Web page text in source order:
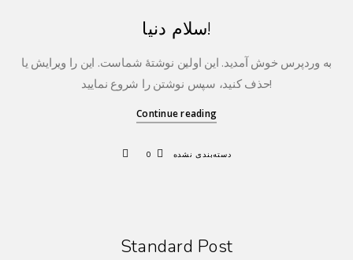
سلام دنیا!
به وردپرس خوش آمدید. این اولین نوشتهٔ شماست. این را ویرایش یا
حذف کنید، سپس نوشتن را شروع نمایید!
Continue reading
دسته‌بندی نشده 0
Standard Post